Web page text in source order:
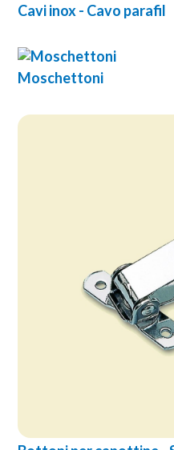
Cavi inox - Cavo parafil
Moschettoni